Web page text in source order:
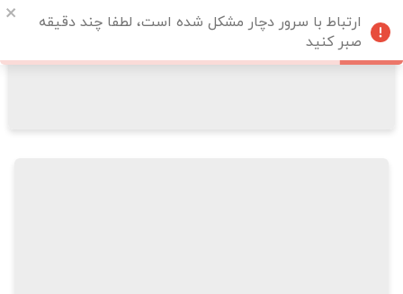
ارتباط با سرور دچار مشکل شده است، لطفا چند دقیقه
صبر کنید